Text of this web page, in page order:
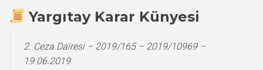
Yargıtay Karar Künyesi
2. Ceza Dairesi – 2019/165 – 2019/10969 –
19.06.2019